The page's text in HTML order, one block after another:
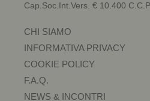
Cap.Soc.Int.Vers. € 10.400
CHI SIAMO
INFORMATIVA PRIVACY
COOKIE POLICY
F.A.Q.
NEWS & INCONTRI